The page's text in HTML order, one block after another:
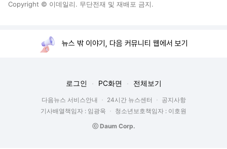
Copyright © 이데일리. 무단전재 및 재배포 금지.
뉴스 밖 이야기, 다음 커뮤니티 웹에서 보기
로그인 PC화면 전체보기
다음뉴스 서비스안내 24시간 뉴스센터
공지사항
기사배열책임자 : 임광욱
청소년보호책임자 : 이호원
ⓒ Daum Corp.